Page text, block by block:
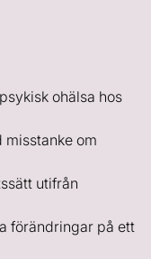
ohälsa hos
om
utifrån
förändringar på ett